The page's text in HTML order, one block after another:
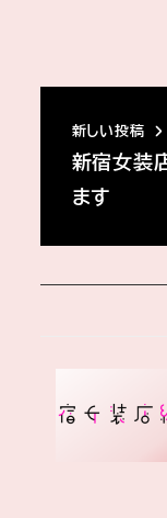
新しい投稿
新宿女装
ます